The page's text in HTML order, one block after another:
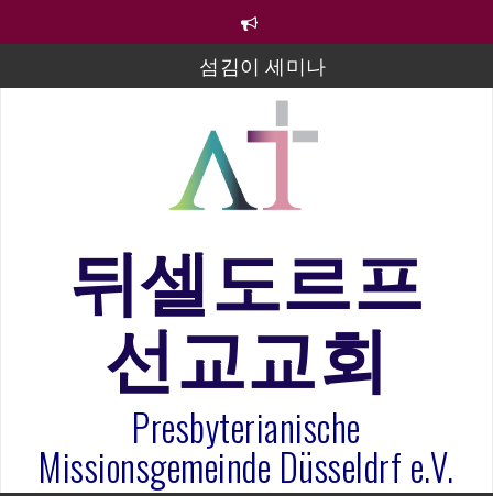
섬김이 세미나
김태희 자매 졸업연주
2023년 어린이 주일 유초등부 발표
라합3 나라 봉헌송
은퇴사-우선화 권사
20260322 주안에 가만히 머물기(요한복음 15:1-17) 손
훈목사
뒤셀도르프
선교교회
Presbyterianische
Missionsgemeinde Düsseldrf e.V.